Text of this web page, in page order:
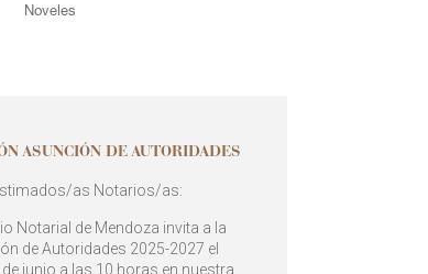
Noveles
ASUNCIÓN DE AUTORIDADES
as Notarios/as:
Notarial de Mendoza invita a la
de Autoridades 2025-2027 el
junio a las 10 horas en nuestra